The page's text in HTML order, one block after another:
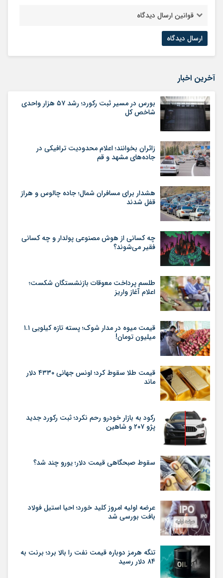
قوانین ارسال دیدگاه
آخرین اخبار
بورس در مسیر ثبت رکورد؛ رشد ۵۷ هزار واحدی
شاخص کل
زائران بخوانند؛ اعلام محدودیت ترافیکی در
جاده‌های مشهد و قم
هشدار برای مسافران شمال؛ جاده چالوس و هراز
قفل شدند
چه کسانی از هوش مصنوعی پولدار و چه کسانی
فقیر می‌شوند؟
طلسم پرداخت معوقات بازنشستگان شکست؛
اعلام آغاز واریز
قیمت میوه در مدار شوک؛ پسته تازه کیلویی ۱.۱
میلیون تومان!
قیمت طلا سقوط کرد؛ اونس جهانی ۴۳۳۰ دلار
ماند
رکود به بازار خودرو رحم نکرد؛ ثبت رکورد جدید
پژو ۲۰۷ و شاهین
سقوط صبحگاهی قیمت دلار؛ یورو چند شد؟
عرضه اولیه امروز کلید خورد؛ احیا استیل فولاد
بافت بورسی شد
تنگه هرمز دوباره قیمت نفت را بالا برد؛ برنت به
۸۴ دلار رسید